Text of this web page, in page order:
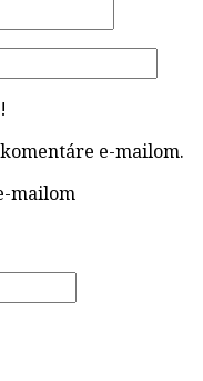
e-mailom.
mailom